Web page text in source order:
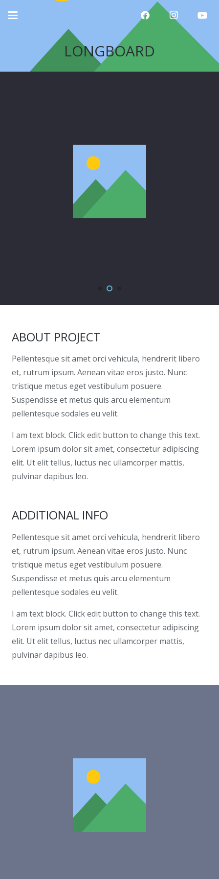
LONGBOARD
ABOUT PROJECT
Pellentesque sit amet orci vehicula, hendrerit libero
et, rutrum ipsum. Aenean vitae eros justo. Nunc
tristique metus eget vestibulum posuere.
Suspendisse et metus quis arcu elementum
pellentesque sodales eu velit.
I am text block. Click edit button to change this text.
Lorem ipsum dolor sit amet, consectetur adipiscing
elit. Ut elit tellus, luctus nec ullamcorper mattis,
pulvinar dapibus leo.
ADDITIONAL INFO
Pellentesque sit amet orci vehicula, hendrerit libero
et, rutrum ipsum. Aenean vitae eros justo. Nunc
tristique metus eget vestibulum posuere.
Suspendisse et metus quis arcu elementum
pellentesque sodales eu velit.
I am text block. Click edit button to change this text.
Lorem ipsum dolor sit amet, consectetur adipiscing
elit. Ut elit tellus, luctus nec ullamcorper mattis,
pulvinar dapibus leo.